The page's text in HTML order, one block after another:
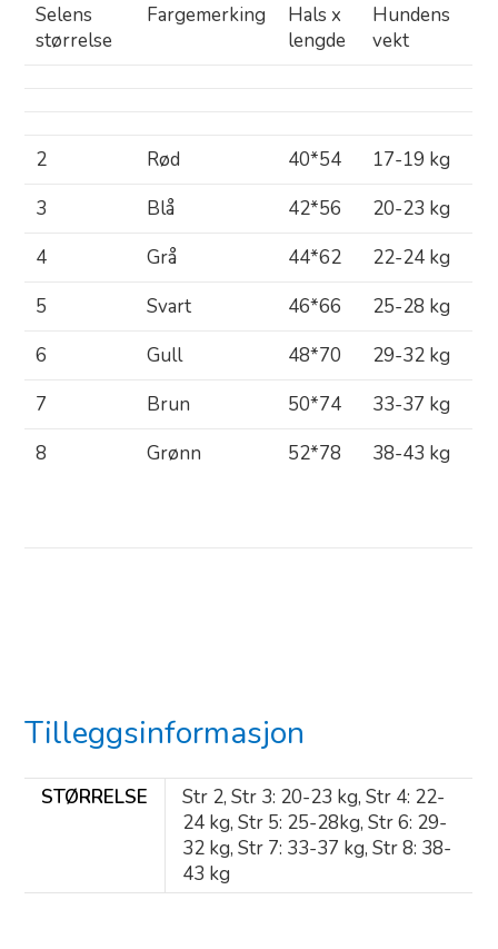
Selens
størrelse
Fargemerking
Hals x
lengde
Hundens
vekt
2 Rød 40*54
17-19 kg
3
Blå 42*56
20-23 kg
4
Grå 44*62
22-24 kg
5
Svart 46*66
25-28 kg
6
Gull 48*70
29-32 kg
7
Brun 50*74
33-37 kg
8
Grønn 52*78 38-43 kg
Tilleggsinformasjon
STØRRELSE
Str 2, Str 3: 20-23 kg, Str 4: 22-
24 kg, Str 5: 25-28kg, Str 6: 29-
32 kg, Str 7: 33-37 kg, Str 8: 38-
43 kg